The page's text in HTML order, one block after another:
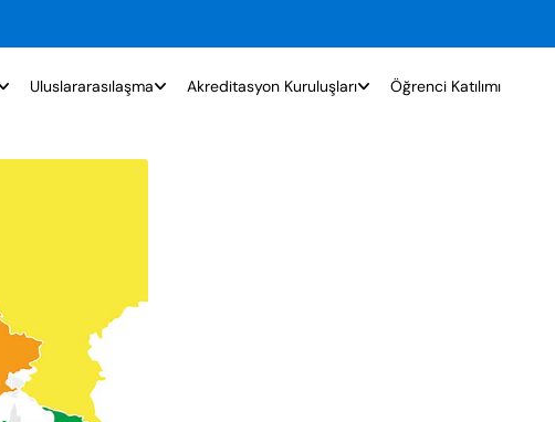
Uluslararasılaşma Akreditasyon Kuruluşları Öğrenci Katılımı